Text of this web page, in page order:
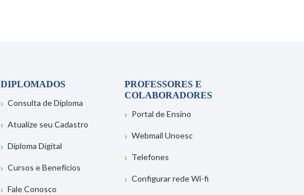
DIPLOMADOS
Consulta de Diploma
Atualize seu Cadastro
Diploma Digital
Cursos e Benefícios
Fale Conosco
PROFESSORES E
COLABORADORES
Portal de Ensino
Webmail Unoesc
Telefones
Configurar rede Wi-fi